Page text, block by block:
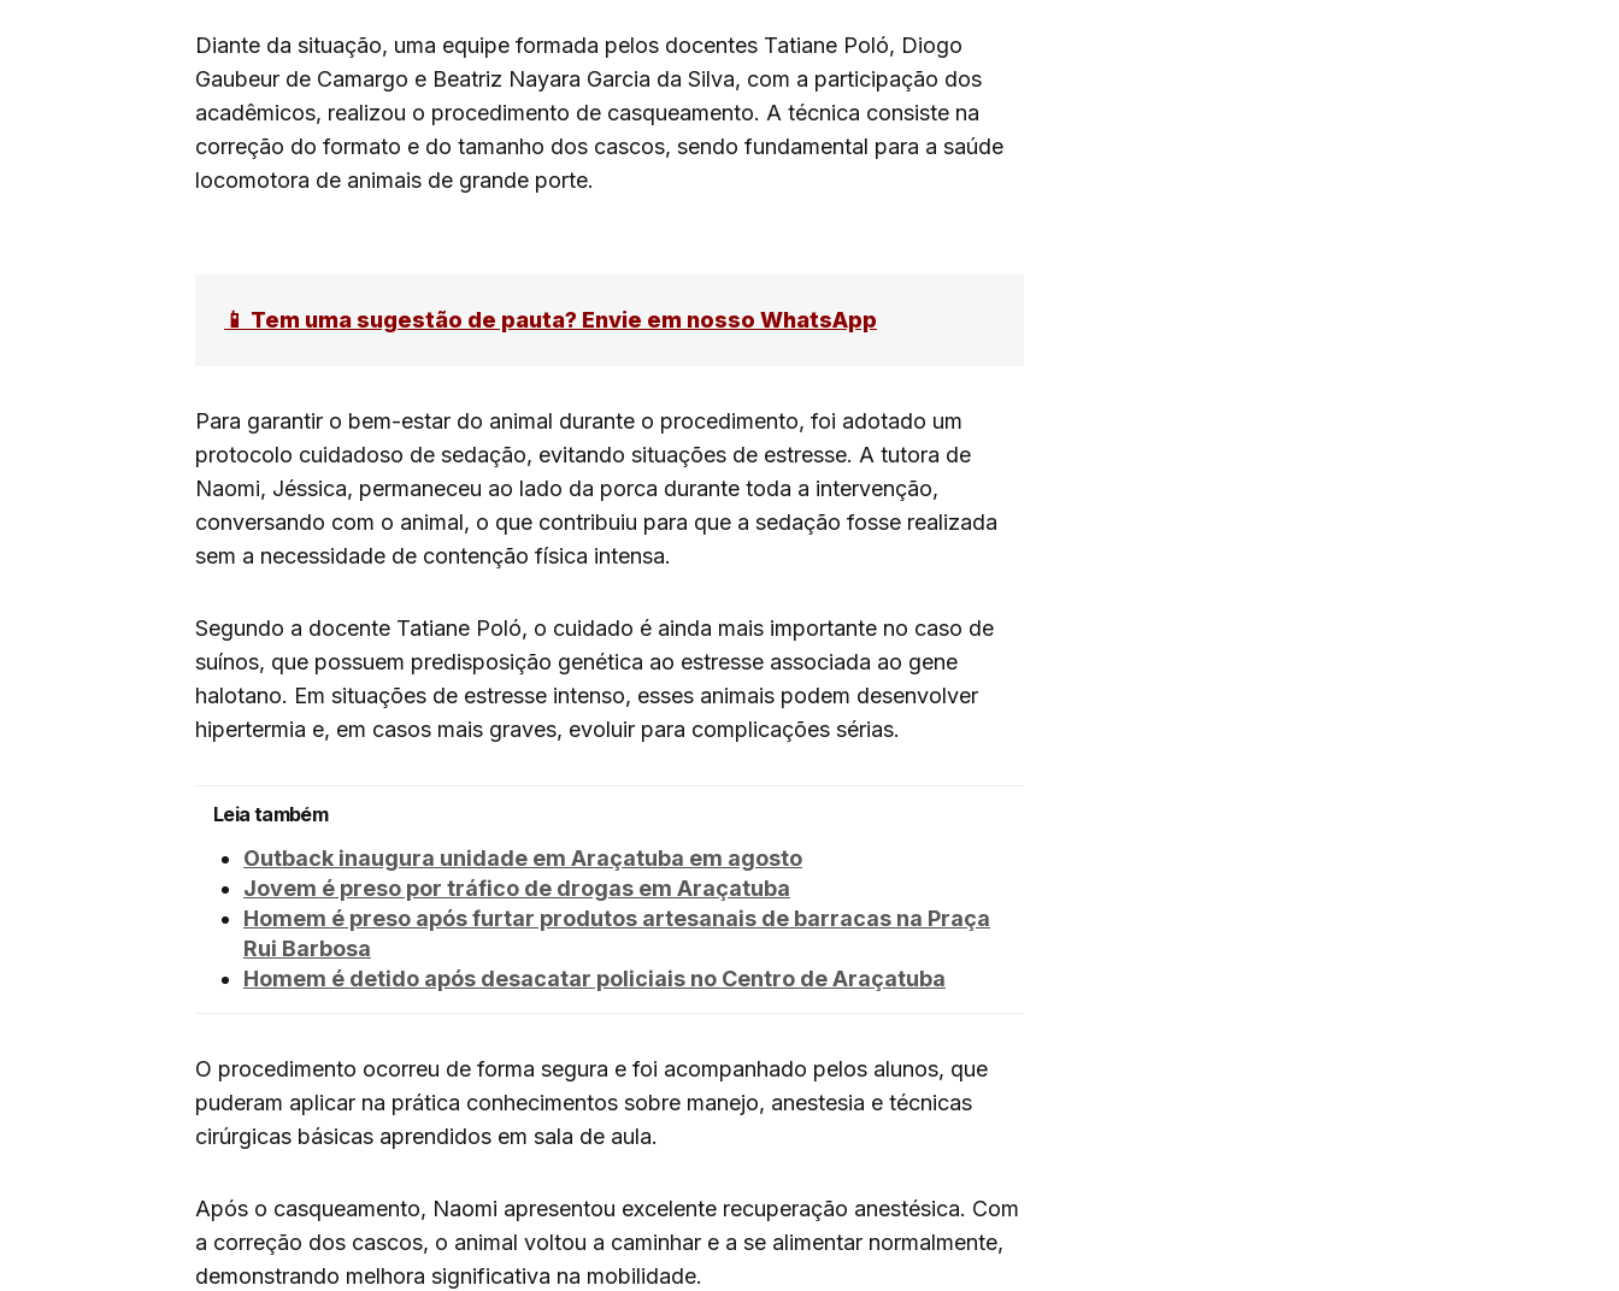
Diante da situação, uma equipe formada pelos docentes Tatiane Poló, Diogo
Gaubeur de Camargo e Beatriz Nayara Garcia da Silva, com a participação dos
acadêmicos, realizou o procedimento de casqueamento. A técnica consiste na
correção do formato e do tamanho dos cascos, sendo fundamental para a saúde
locomotora de animais de grande porte.
📱 Tem uma sugestão de pauta? Envie em nosso WhatsApp
Para garantir o bem-estar do animal durante o procedimento, foi adotado um
protocolo cuidadoso de sedação, evitando situações de estresse. A tutora de
Naomi, Jéssica, permaneceu ao lado da porca durante toda a intervenção,
conversando com o animal, o que contribuiu para que a sedação fosse realizada
sem a necessidade de contenção física intensa.
Segundo a docente Tatiane Poló, o cuidado é ainda mais importante no caso de
suínos, que possuem predisposição genética ao estresse associada ao gene
halotano. Em situações de estresse intenso, esses animais podem desenvolver
hipertermia e, em casos mais graves, evoluir para complicações sérias.
Leia também
Outback inaugura unidade em Araçatuba em agosto
Jovem é preso por tráfico de drogas em Araçatuba
Homem é preso após furtar produtos artesanais de barracas na Praça
Rui Barbosa
Homem é detido após desacatar policiais no Centro de Araçatuba
O procedimento ocorreu de forma segura e foi acompanhado pelos alunos, que
puderam aplicar na prática conhecimentos sobre manejo, anestesia e técnicas
cirúrgicas básicas aprendidos em sala de aula.
Após o casqueamento, Naomi apresentou excelente recuperação anestésica. Com
a correção dos cascos, o animal voltou a caminhar e a se alimentar normalmente,
demonstrando melhora significativa na mobilidade.